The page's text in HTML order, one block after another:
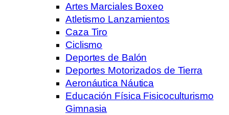
Artes Marciales Boxeo
Atletismo Lanzamientos
Caza Tiro
Ciclismo
Deportes de Balón
Deportes Motorizados de Tierra
Aeronáutica Náutica
Educación Física Fisicoculturismo
Gimnasia